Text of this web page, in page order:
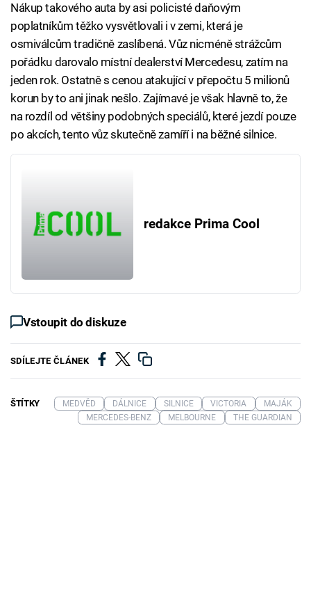
Nákup takového auta by asi policisté daňovým
poplatníkům těžko vysvětlovali i v zemi, která je
osmiválcům tradičně zaslíbená. Vůz nicméně strážcům
pořádku darovalo místní dealerství Mercedesu, zatím na
jeden rok. Ostatně s cenou atakující v přepočtu 5 milionů
korun by to ani jinak nešlo. Zajímavé je však hlavně to, že
na rozdíl od většiny podobných speciálů, které jezdí pouze
po akcích, tento vůz skutečně zamíří i na běžné silnice.
redakce Prima Cool
Vstoupit do diskuze
SDÍLEJTE ČLÁNEK
ŠTÍTKY MEDVĚD DÁLNICE SILNICE VICTORIA
MAJÁK
MERCEDES-BENZ
MELBOURNE THE GUARDIAN